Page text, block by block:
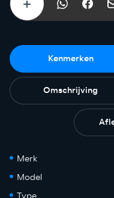
Kenmerken
Omschrijving
Merk
Model